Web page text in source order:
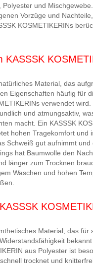
Polyester und
Vorzüge und
KOSMETIKERINs
KASSSK
Material, das
Eigenschaften häufig für
verwendet
und atmungsaktiv,
macht. Ein KASSSK
hohen Tragekomfort und
Schweiß gut aufnimmt und
hat Baumwolle den
länger zum Trocknen
Waschen und hohen
Material, das für
bekannt
aus Polyester ist
trocknet und